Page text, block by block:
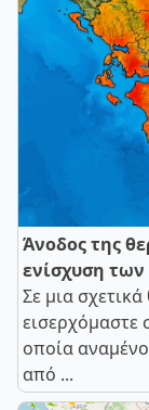
Άνοδος της
ενίσχυση
Σε μια
εισερχόμαστε
οποία
από ...